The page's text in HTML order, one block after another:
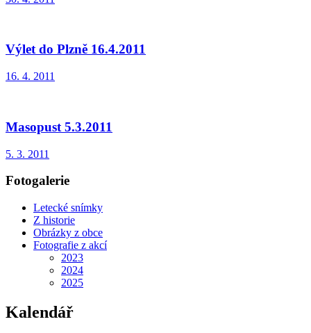
Výlet do Plzně 16.4.2011
16. 4. 2011
Masopust 5.3.2011
5. 3. 2011
Fotogalerie
Letecké snímky
Z historie
Obrázky z obce
Fotografie z akcí
2023
2024
2025
Kalendář